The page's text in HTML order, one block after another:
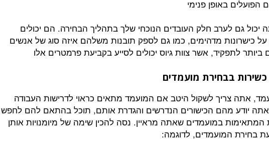
הפועלים באופן פנימי
יכול גם לערב חלק העובדים הנוכחי שלך בתהליך הבחירה. הם יכולים
על כישרונות מדהימים, כמו גם לספק תובנות משלהם איזה סוג של אנשים
ביותר לתפקיד, אשר צוות גיוס יכולים לסייע בקביעת פרמטרים אלו
כשירות בבחירת מועמדים
אתה צריך לשקול היטב אם המועמד מתאים כראוי לדרישות העבודה
יודע מהם הכישורים הנדרשים והגדרת אותם, תוכל בהתאם להם לחפש
המתאימות במועמדים שאתה מראיין. נסה להכין שימה של מיומנויות אותן
בחירת המועמדים, לדוגמה: